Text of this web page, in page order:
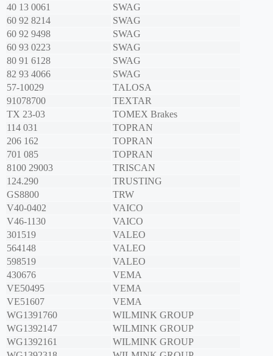
40 13 0061
SWAG
60 92 8214
SWAG
60 92 9498
SWAG
60 93 0223
SWAG
80 91 6128
SWAG
82 93 4066
SWAG
57-10029
TALOSA
91078700
TEXTAR
TX 23-03
TOMEX Brakes
114 031
TOPRAN
206 162
TOPRAN
701 085
TOPRAN
8100 29003
TRISCAN
124.290
TRUSTING
GS8800
TRW
V40-0402
VAICO
V46-1130
VAICO
301519
VALEO
564148
VALEO
598519
VALEO
430676
VEMA
VE50495
VEMA
VE51607
VEMA
WG1391760
WILMINK GROUP
WG1392147
WILMINK GROUP
WG1392161
WILMINK GROUP